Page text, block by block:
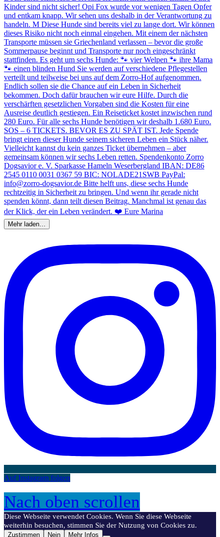
Mehr laden…
Auf Instagram folgen
Nach oben scrollen
Diese Webseite verwendet Cookies. Wenn Sie diese Webseite
weiterhin besuchen, stimmen Sie der Nutzung von Cookies zu.
Zustimmen Nein Mehr Infos